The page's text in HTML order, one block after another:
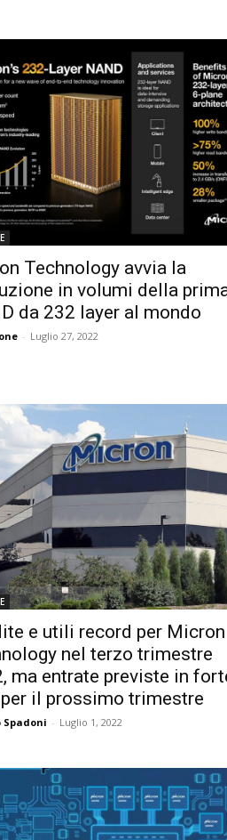
Technology avvia la
in volumi della
da 232 layer al mondo
- Luglio 27, 2022
e utili record per Micron
nel terzo trimestre
ma entrate previste in
il prossimo trimestre
Spadoni - Luglio 1, 2022